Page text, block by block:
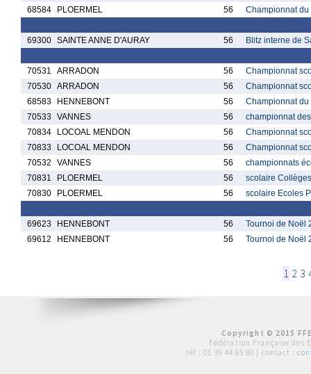
68584
PLOERMEL 56 Championnat
69300 SAINTE ANNE D'AURAY 56 Blitz interne de
70531 ARRADON 56
Championnat
70530 ARRADON 56
Championnat
68583
HENNEBONT 56
Championnat
70533
VANNES 56
championnat
70834
LOCOAL MENDON 56
Championnat
70833
LOCOAL MENDON 56
Championnat
70532
VANNES 56
championnats
70831
PLOERMEL 56
scolaire
70830
PLOERMEL 56 scolaire Ecoles
69623 HENNEBONT 56
Tournoi de Noël
69612
HENNEBONT 56 Tournoi de Noël
1 2 3
Copyright © 2015
Fédération Française des
tél : 01 39 44 65 80 | contact :